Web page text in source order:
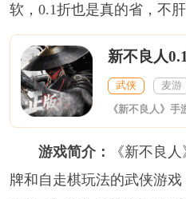
软，0.1折也是真的省，不
武侠 麦游
游戏简介：
《新不良
牌和自走棋玩法的武侠游